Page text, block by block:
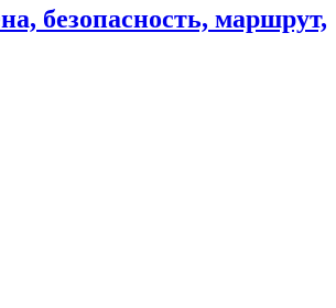
безопасность, маршрут,